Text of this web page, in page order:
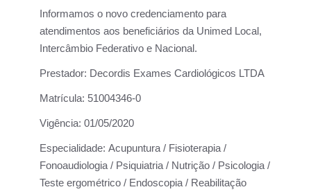
Informamos o novo credenciamento para
atendimentos aos beneficiários da Unimed Local,
Intercâmbio Federativo e Nacional.
Prestador: Decordis Exames Cardiológicos LTDA
Matrícula: 51004346-0
Vigência: 01/05/2020
Especialidade: Acupuntura / Fisioterapia /
Fonoaudiologia / Psiquiatria / Nutrição / Psicologia /
Teste ergométrico / Endoscopia / Reabilitação